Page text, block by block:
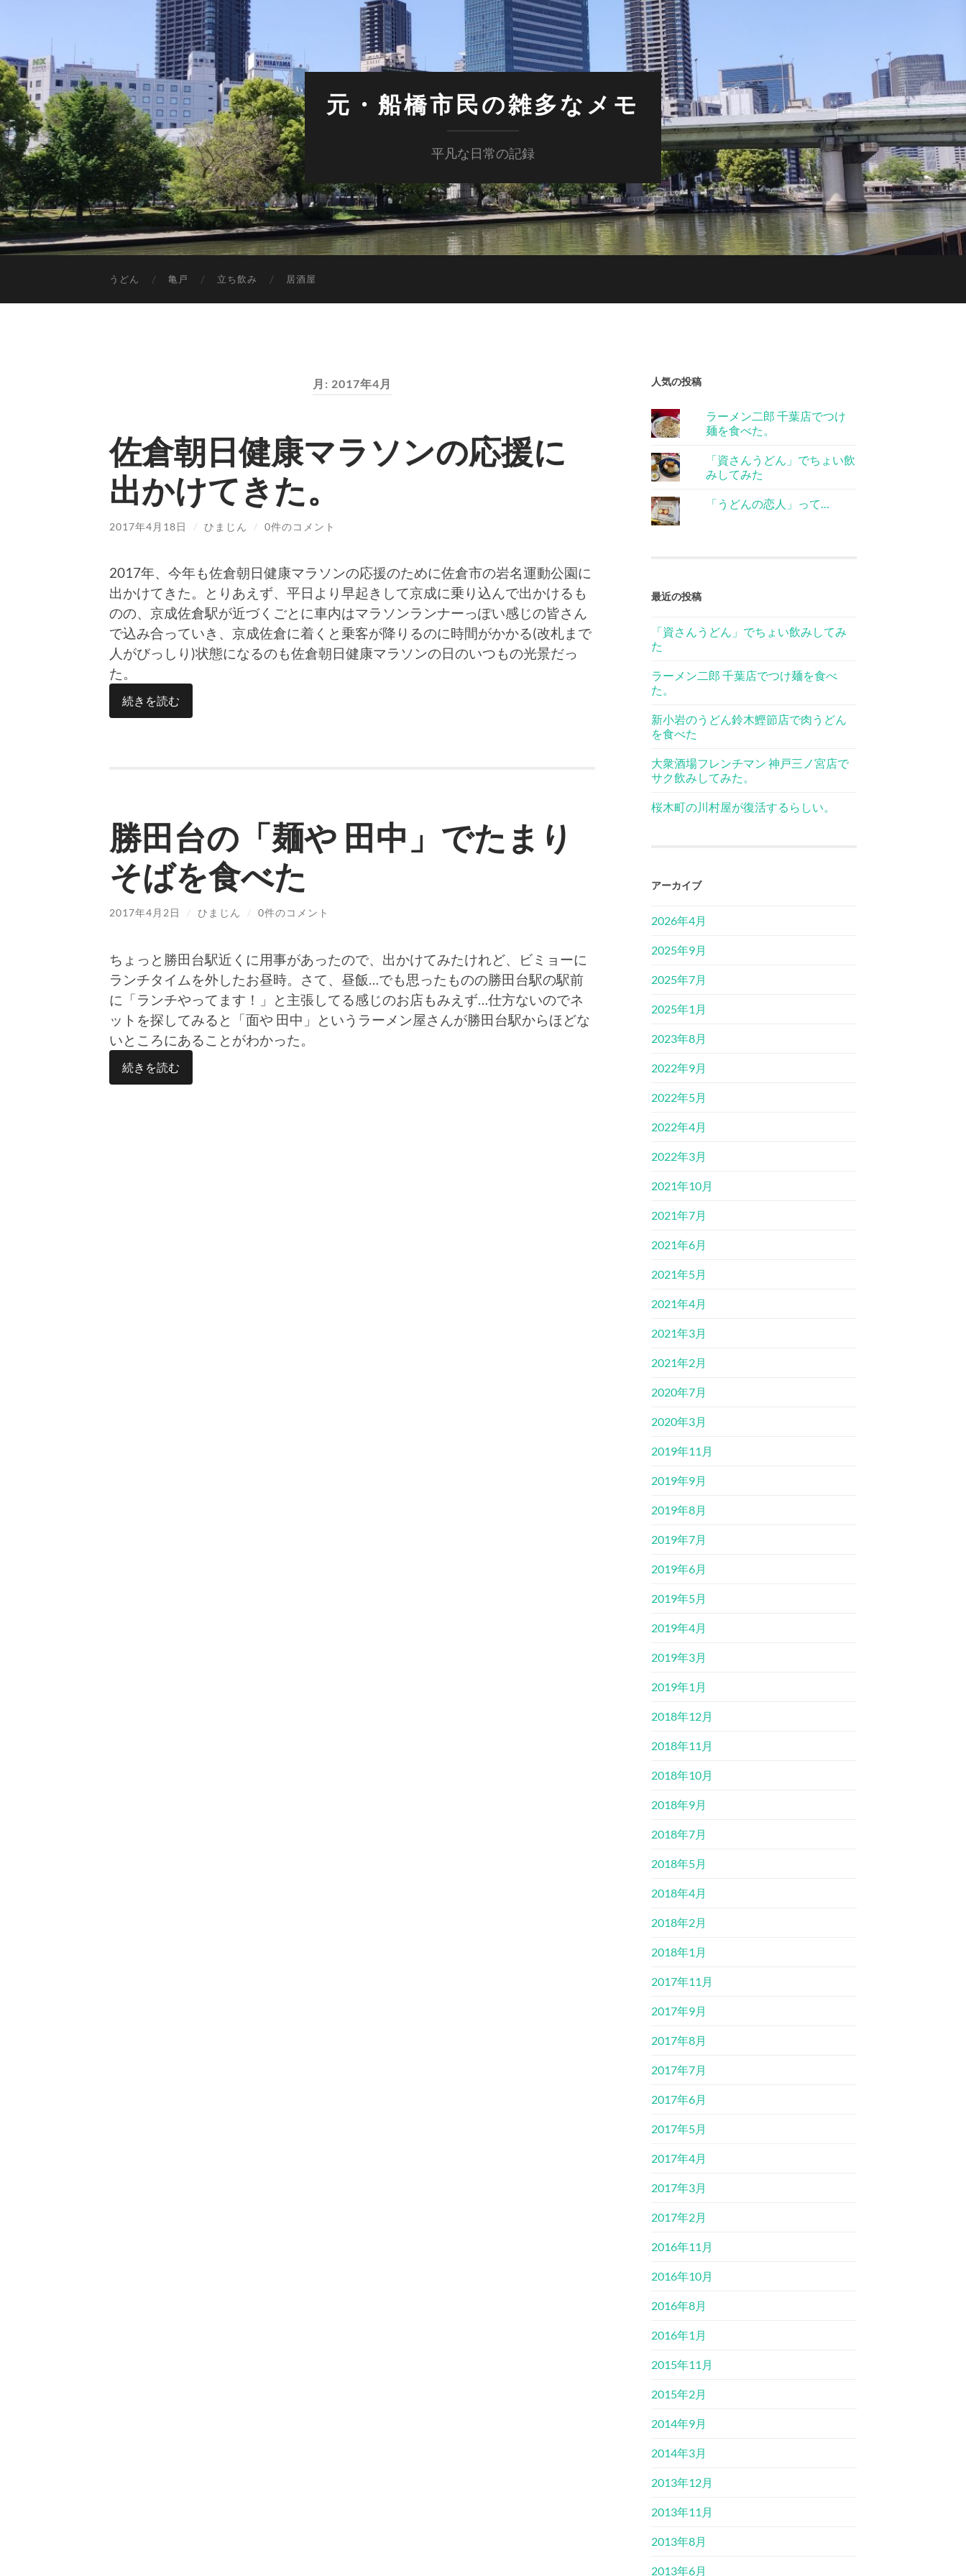
元・船橋市民の雑多なメモ
平凡な日常の記録
うどん 亀戸 立ち飲み 居酒屋
月: 2017年4月
佐倉朝日健康マラソンの応援に
出かけてきた。
2017年4月18日 / ひまじん / 0件のコメント
2017年、今年も佐倉朝日健康マラソンの応援のために佐倉市の岩名運動公園に
出かけてきた。とりあえず、平日より早起きして京成に乗り込んで出かけるも
のの、京成佐倉駅が近づくごとに車内はマラソンランナーっぽい感じの皆さん
で込み合っていき、京成佐倉に着くと乗客が降りるのに時間がかかる(改札まで
人がびっしり)状態になるのも佐倉朝日健康マラソンの日のいつもの光景だっ
た。
続きを読む
勝田台の「麺や 田中」でたまり
そばを食べた
2017年4月2日 / ひまじん / 0件のコメント
ちょっと勝田台駅近くに用事があったので、出かけてみたけれど、ビミョーに
ランチタイムを外したお昼時。さて、昼飯…でも思ったものの勝田台駅の駅前
に「ランチやってます！」と主張してる感じのお店もみえず…仕方ないのでネ
ットを探してみると「面や 田中」というラーメン屋さんが勝田台駅からほどな
いところにあることがわかった。
続きを読む
人気の投稿
ラーメン二郎 千葉店でつけ
麺を食べた。
「資さんうどん」でちょい飲
みしてみた
「うどんの恋人」って…
最近の投稿
「資さんうどん」でちょい飲みしてみ
た
ラーメン二郎 千葉店でつけ麺を食べ
た。
新小岩のうどん鈴木鰹節店で肉うどん
を食べた
大衆酒場フレンチマン 神戸三ノ宮店で
サク飲みしてみた。
桜木町の川村屋が復活するらしい。
アーカイブ
2026年4月
2025年9月
2025年7月
2025年1月
2023年8月
2022年9月
2022年5月
2022年4月
2022年3月
2021年10月
2021年7月
2021年6月
2021年5月
2021年4月
2021年3月
2021年2月
2020年7月
2020年3月
2019年11月
2019年9月
2019年8月
2019年7月
2019年6月
2019年5月
2019年4月
2019年3月
2019年1月
2018年12月
2018年11月
2018年10月
2018年9月
2018年7月
2018年5月
2018年4月
2018年2月
2018年1月
2017年11月
2017年9月
2017年8月
2017年7月
2017年6月
2017年5月
2017年4月
2017年3月
2017年2月
2016年11月
2016年10月
2016年8月
2016年1月
2015年11月
2015年2月
2014年9月
2014年3月
2013年12月
2013年11月
2013年8月
2013年6月